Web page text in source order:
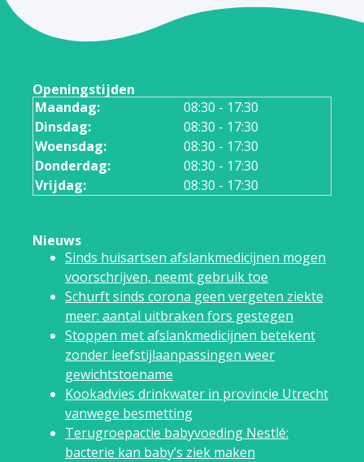
Openingstijden
Maandag:
08:30 - 17:30
Dinsdag:
08:30 - 17:30
Woensdag:
08:30 - 17:30
Donderdag:
08:30 - 17:30
Vrijdag:
08:30 - 17:30
Nieuws
Sinds huisartsen afslankmedicijnen mogen
voorschrijven, neemt gebruik toe
Schurft sinds corona geen vergeten ziekte
meer: aantal uitbraken fors gestegen
Stoppen met afslankmedicijnen betekent
zonder leefstijlaanpassingen weer
gewichtstoename
Kookadvies drinkwater in provincie Utrecht
vanwege besmetting
Terugroepactie babyvoeding Nestlé:
bacterie kan baby’s ziek maken